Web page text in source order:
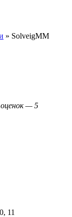
» SolveigMM
оценок — 5
11